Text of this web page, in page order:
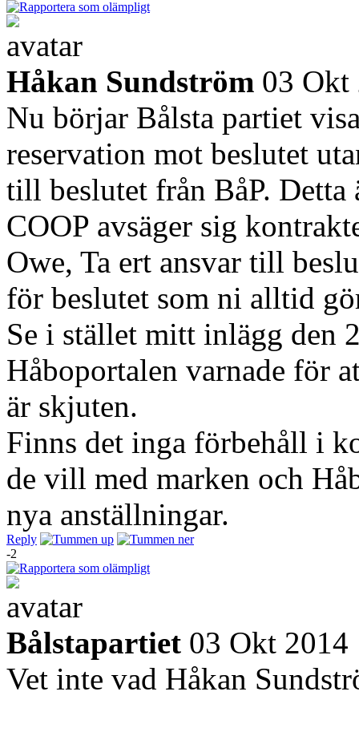
Håkan Sundström 03 Okt
Nu börjar Bålsta partiet
reservation mot beslutet
till beslutet från BåP.
COOP avsäger sig
Owe, Ta ert ansvar till
för beslutet som ni alltid
Se i stället mitt inlägg den
Håboportalen varnade för
är skjuten.
Finns det inga förbehåll i
de vill med marken och
nya anställningar.
Reply
-2
Bålstapartiet 03 Okt 2014
Vet inte vad Håkan